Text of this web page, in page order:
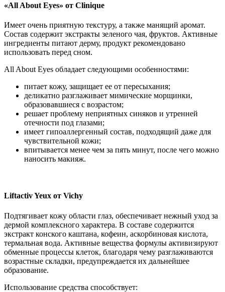
«All About Eyes» от Clinique
Имеет очень приятную текстуру, а также манящий аромат.
Состав содержит экстракты зеленого чая, фруктов. Активные
ингредиенты питают дерму, продукт рекомендовано
использовать перед сном.
All About Eyes обладает следующими особенностями:
питает кожу, защищает ее от пересыхания;
деликатно разглаживает мимические морщинки,
образовавшиеся с возрастом;
решает проблему неприятных синяков и утренней
отечности под глазами;
имеет гипоаллергенный состав, подходящий даже для
чувствительной кожи;
впитывается менее чем за пять минут, после чего можно
наносить макияж.
Liftactiv Yeux от Vichy
Подтягивает кожу области глаз, обеспечивает нежный уход за
дермой комплексного характера. В составе содержится
экстракт конского каштана, кофеин, аскорбиновая кислота,
термальная вода. Активные вещества формулы активизируют
обменные процессы клеток, благодаря чему разглаживаются
возрастные складки, предупреждается их дальнейшее
образование.
Использование средства способствует: